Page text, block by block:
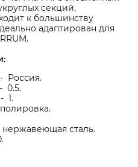
секций,
к большинству
адаптирован для
Россия.
0.5.
1.
сталь.